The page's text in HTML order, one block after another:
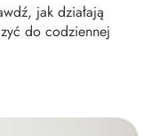
jak działają
do codziennej